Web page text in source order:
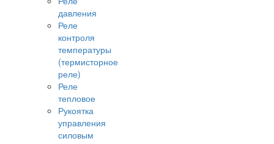
давления
Реле
контроля
температуры
(термисторное
реле)
Реле
тепловое
Рукоятка
управления
силовым